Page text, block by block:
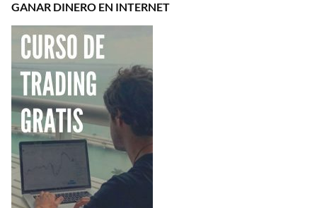
GANAR DINERO EN INTERNET